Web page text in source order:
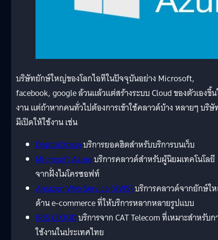
บริษัทยักษ์ใหญ่ของโลกไอทีในปัจจุบันอย่าง Microsoft,
facebook, google ล้วนแล้วแต่สร้างระบบ Cloud ของตัวเองขึ้
งาน แต่ถ้าหากคนทั่วไปต้องการเข้าใช้คลาวด์บ้าง หลายๆ บริ
มีเปิดให้ใช้งาน เช่น
DigitalOceanบริการยอดฮิตสำหรับบริการบนเว็บ
Microsoft Azureบริการคลาวด์สำหรับผู้นิยมเทคโนโลยี
จากฝั่งไมโครซอฟท์
Amazon Web Service (AWS)บริการคลาวด์จากยักษ์ใ
ด้าน e-commerce ที่ให้บริการหลากหลายรูปแบบ
IRIS CLOUDบริการจาก CAT Telecom ที่เหมาะสำหรับก
ใช้งานในประเทศไทย